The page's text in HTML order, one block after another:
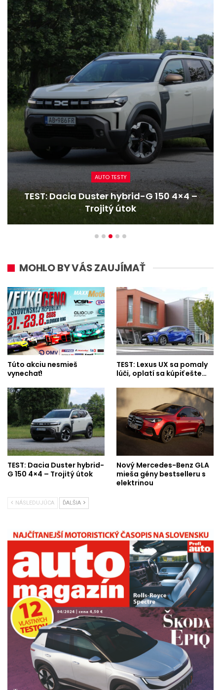
AUTO TESTY
TEST: Dacia Duster hybrid-G 150 4×4 –
Trojitý útok
MOHLO BY VÁS ZAUJÍMAŤ
Túto akciu nesmieš
vynechať!
TEST: Lexus UX sa pomaly
lúči, oplatí sa kúpiť ešte…
TEST: Dacia Duster hybrid-
G 150 4×4 – Trojitý útok
Nový Mercedes-Benz GLA
mieša gény bestselleru s
elektrinou
NÁSLEDUJÚCA ĎALŠIA